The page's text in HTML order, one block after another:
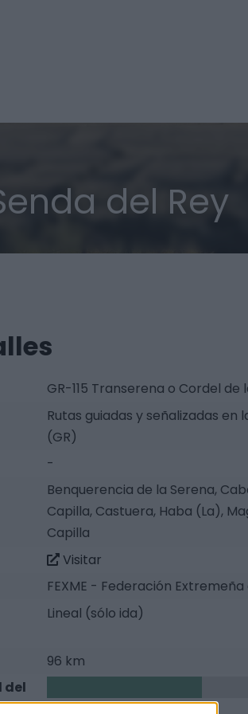
del Rey
GR-115 Transerena o Cordel de
Rutas guiadas y señalizadas
(GR)
-
Benquerencia de la Serena,
Capilla, Castuera, Haba (La),
Capilla
Visitar
FEXME - Federación
Lineal (sólo ida)
96 km
del